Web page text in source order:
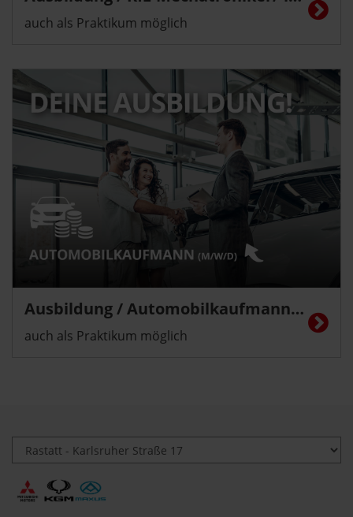
auch als Praktikum möglich
Ausbildung / Automobilkaufmann/-frau (m/w/d)
auch als Praktikum möglich